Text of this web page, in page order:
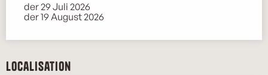
der 29 Juli 2026
der 19 August 2026
Localisation